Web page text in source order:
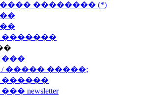
�������� (*)
���
����� �����;
newsletter